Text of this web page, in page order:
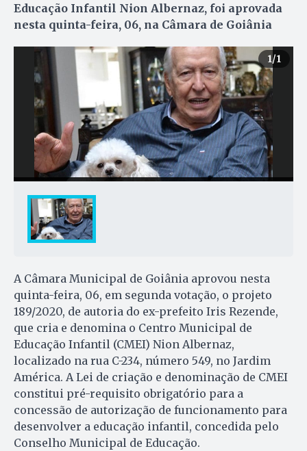
Educação Infantil Nion Albernaz, foi aprovada
nesta quinta-feira, 06, na Câmara de Goiânia
1/1
A Câmara Municipal de Goiânia aprovou nesta
quinta-feira, 06, em segunda votação, o projeto
189/2020, de autoria do ex-prefeito Iris Rezende,
que cria e denomina o Centro Municipal de
Educação Infantil (CMEI) Nion Albernaz,
localizado na rua C-234, número 549, no Jardim
América. A Lei de criação e denominação de CMEI
constitui pré-requisito obrigatório para a
concessão de autorização de funcionamento para
desenvolver a educação infantil, concedida pelo
Conselho Municipal de Educação.